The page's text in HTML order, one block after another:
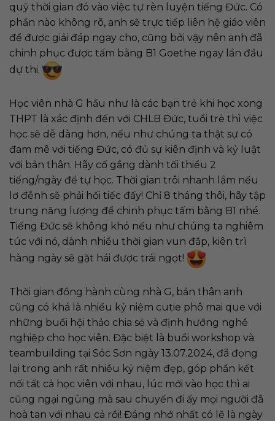
quỹ thời gian đó vào việc tự rèn luyện tiếng Đức. Có
phần nào không rõ, anh sẽ trực tiếp liên hệ giáo viên
để được giải đáp ngay cho, cũng bởi vậy nên anh đã
chinh phục được tấm bằng B1 Goethe ngay lần đầu
dự thi.
Học viên nhà G hầu như là các bạn trẻ khi học xong
THPT là xác định đến với CHLB Đức, tuổi trẻ thì việc
học sẽ dễ dàng hơn, nếu như chúng ta thật sự có
đam mê với tiếng Đức, có đủ sự kiên định và kỷ luật
với bản thân. Hãy cố gắng dành tối thiểu 2
tiếng/ngày để tự học. Thời gian trôi nhanh lắm nếu
lơ đễnh sẽ phải hối tiếc đấy! Chỉ 8 tháng thôi, hãy tập
trung năng lượng để chinh phục tấm bằng B1 nhé.
Tiếng Đức sẽ không khó nếu như chúng ta nghiêm
túc với nó, dành nhiều thời gian vun đắp, kiên trì
hàng ngày sẽ gặt hái được trái ngọt!
Thời gian đồng hành cùng nhà G, bản thân anh
cũng có khá là nhiều kỷ niệm cutie phô mai que với
những buổi hội thảo chia sẻ và định hướng nghề
nghiệp cho học viên. Đặc biệt là buổi workshop và
teambuilding tại Sóc Sơn ngày 13.07.2024, đã đọng
lại trong anh rất nhiều kỷ niệm đẹp, góp phần kết
nối tất cả học viên với nhau, lúc mới vào học thì ai
cũng ngại ngùng mà sau chuyến đi ấy mọi người đã
hoà tan với nhau cả rồi! Đáng nhớ nhất có lẽ là ngày